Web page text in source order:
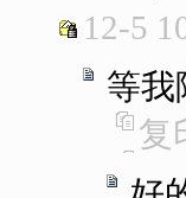
12-5
等我
复